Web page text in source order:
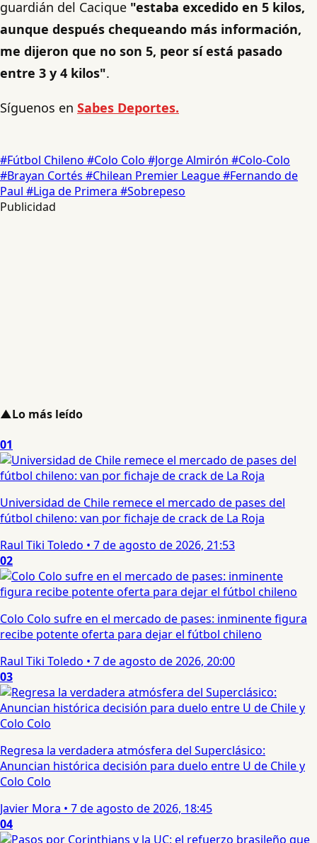
guardián del Cacique "estaba excedido en 5 kilos,
aunque después chequeando más información,
me dijeron que no son 5, peor sí está pasado
entre 3 y 4 kilos".
Síguenos en Sabes Deportes.
#Fútbol Chileno #Colo Colo #Jorge Almirón #Colo-Colo
#Brayan Cortés #Chilean Premier League#Fernando de
Paul #Liga de Primera #Sobrepeso
Publicidad
▲Lo más leído
01
Universidad de Chile remece el mercado de pases del
fútbol chileno: van por fichaje de crack de La Roja
Raul Tiki Toledo • 7 de agosto de 2026, 21:53
02
Colo Colo sufre en el mercado de pases: inminente figura
recibe potente oferta para dejar el fútbol chileno
Raul Tiki Toledo • 7 de agosto de 2026, 20:00
03
Regresa la verdadera atmósfera del Superclásico:
Anuncian histórica decisión para duelo entre U de Chile y
Colo Colo
Javier Mora • 7 de agosto de 2026, 18:45
04